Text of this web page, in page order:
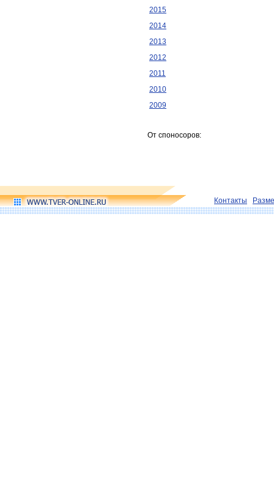
2015
2014
2013
2012
2011
2010
2009
От споносоров:
Контакты